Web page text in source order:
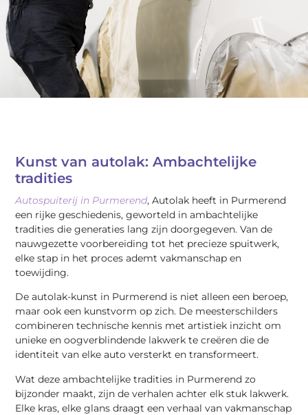
Kunst van autolak: Ambachtelijke
tradities
Autospuiterij in Purmerend, Autolak heeft in Purmerend
een rijke geschiedenis, geworteld in ambachtelijke
tradities die generaties lang zijn doorgegeven. Van de
nauwgezette voorbereiding tot het precieze spuitwerk,
elke stap in het proces ademt vakmanschap en
toewijding.
De autolak-kunst in Purmerend is niet alleen een beroep,
maar ook een kunstvorm op zich. De meesterschilders
combineren technische kennis met artistiek inzicht om
unieke en oogverblindende lakwerk te creëren die de
identiteit van elke auto versterkt en transformeert.
Wat deze ambachtelijke tradities in Purmerend zo
bijzonder maakt, zijn de verhalen achter elk stuk lakwerk.
Elke kras, elke glans draagt een verhaal van vakmanschap